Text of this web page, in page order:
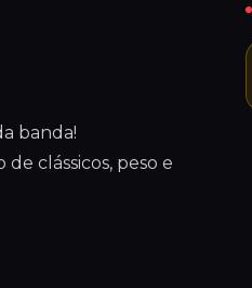
banda!
clássicos, peso e